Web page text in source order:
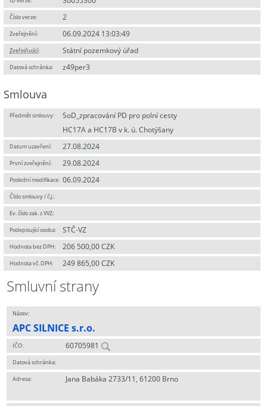
Číslo verze: 2
Zveřejnění: 06.09.2024 13:03:49
Zveřejňující: Státní pozemkový úřad
Datová schránka: z49per3
Smlouva
Předmět smlouvy:
SoD_zpracování PD pro polní cesty
HC17A a HC17B v k. ú. Chotýšany
Datum uzavření: 27.08.2024
První zveřejnění: 29.08.2024
Poslední modifikace: 06.09.2024
Číslo smlouvy / č.j.:
Ev. číslo zak. z VVZ:
Podepisující osoba: STČ-VZ
Hodnota bez DPH: 206 500,00 CZK
Hodnota vč. DPH: 249 865,00 CZK
Smluvní strany
Název:
APC SILNICE s.r.o.
IČO: 60705981
Datová schránka:
Adresa: Jana Babáka 2733/11, 61200 Brno